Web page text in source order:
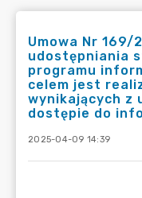
Umowa Nr
udostępniania
programu
celem jest
wynikających z
dostępie do
2025-04-09 14:39